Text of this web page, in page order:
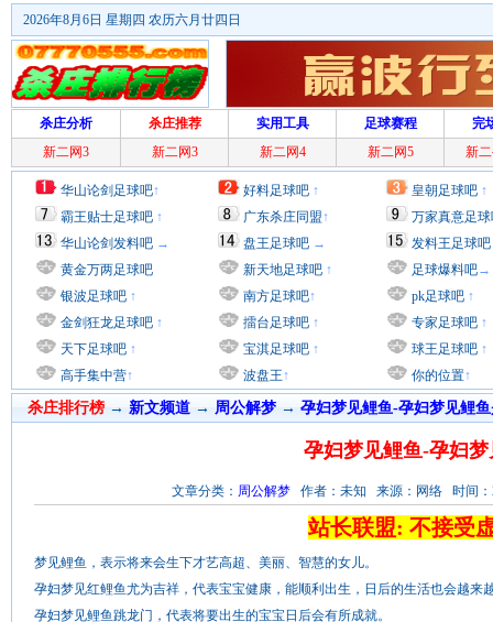
2026年8月6日 星期四 农历六月廿四日
杀庄分析 杀庄推荐 实用工具 足球赛程
完
新二网3
新二网3 新二网4 新二网5 新
华山论剑足球吧↑
霸王贴士足球吧 ↑
华山论剑发料吧 →
黄金万两足球吧
银波足球吧 ↑
金剑狂龙足球吧 ↑
天下足球吧 ↑
高手集中营↑
好料足球吧 ↑
广东杀庄同盟↑
盘王足球吧 →
新天地足球吧 ↑
南方足球吧↑
擂台足球吧 ↑
宝淇足球吧 ↑
波盘王↑
皇朝足球吧 ↑
万家真意足
发料王足球吧
足球爆料吧→
pk足球吧 ↑
专家足球吧 ↑
球王足球吧 ↑
你的位置↑
杀庄排行榜 → 新文频道→ 周公解梦 → 孕妇梦见鲤鱼-孕妇梦见鲤
孕妇梦见鲤鱼-孕妇
文章分类： 周公解梦 作者：未知 来源：网络 时间：
站长联盟: 不接受
梦见鲤鱼，表示将来会生下才艺高超、美丽、智慧的女儿。
孕妇梦见红鲤鱼尤为吉祥，代表宝宝健康，能顺利出生，日后的生活也会越来
孕妇梦见鲤鱼跳龙门，代表将要出生的宝宝日后会有所成就。